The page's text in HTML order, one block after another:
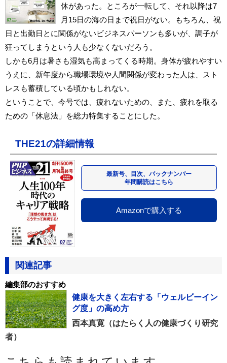
休があった。ところが一転して、それ以降は7
月15日の海の日まで祝日がない。もちろん、祝
日と出勤日とに関係がないビジネスパーソンも多いが、調子が
狂ってしまうという人も少なくないだろう。
しかも6月は暑さも湿気も高まってくる時期。身体が疲れやすい
うえに、新年度から職場環境や人間関係が変わった人は、スト
レスも蓄積している頃かもしれない。
ということで、今号では、疲れないための、また、疲れを取る
ための「休息法」を総力特集することにした。
THE21の詳細情報
最新号、目次、バックナンバー
年間購読はこちら
Amazonで購入する
関連記事
編集部のおすすめ
健康を大きく左右する「ウェルビーイン
グ度」の高め方
西本真寛（はたらく人の健康づくり研究
者）